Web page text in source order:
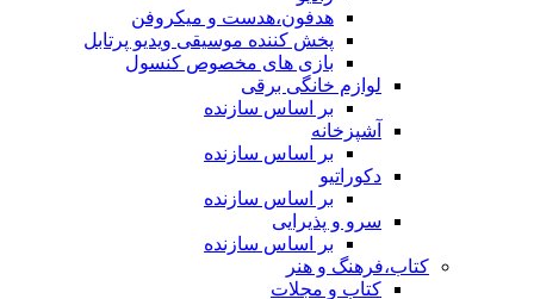
هدفون،هدست و میکروفن
پخش کننده موسیقی ویدیو پرتابل
بازی های مخصوص کنسول
لوازم خانگی برقی
بر اساس سازنده
آشپزخانه
بر اساس سازنده
دکوراتیو
بر اساس سازنده
سرو و پذیرایی
بر اساس سازنده
کتاب،فرهنگ و هنر
کتاب و مجلات